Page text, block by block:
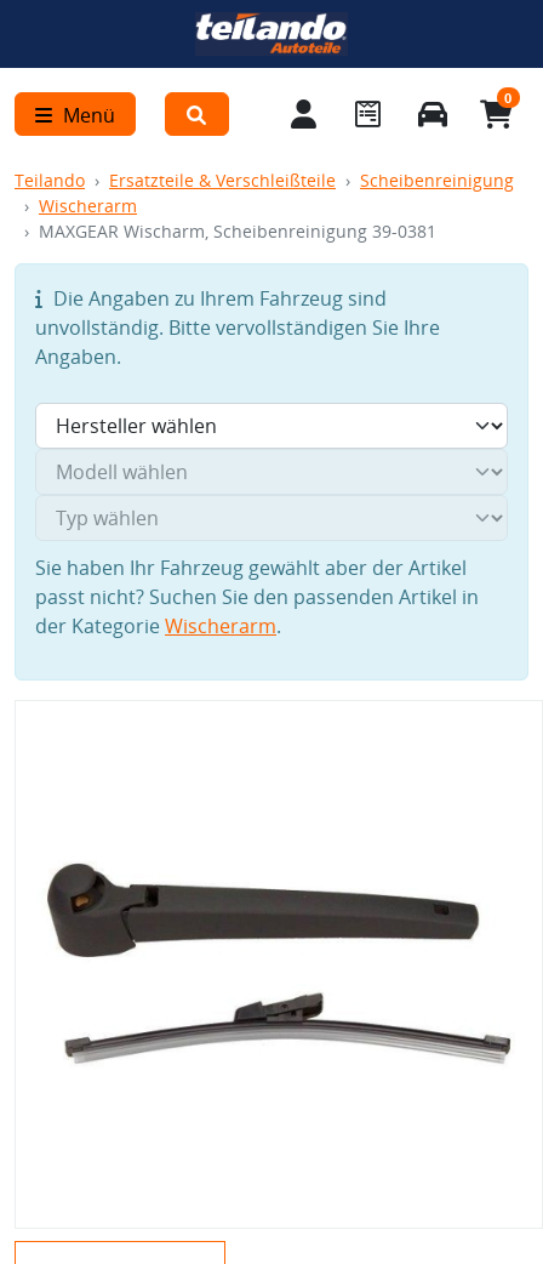
Menü
0
Teilando Ersatzteile & Verschleißteile
Scheibenreinigung
Wischerarm
MAXGEAR Wischarm, Scheibenreinigung 39-0381
Die Angaben zu Ihrem Fahrzeug sind
unvollständig. Bitte vervollständigen Sie Ihre
Angaben.
Sie haben Ihr Fahrzeug gewählt aber der Artikel
passt nicht? Suchen Sie den passenden Artikel in
der KategorieWischerarm.